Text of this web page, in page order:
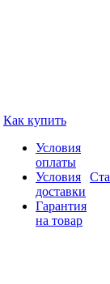
Как купить
Условия
оплаты
Условия
доставки
Гарантия
на товар